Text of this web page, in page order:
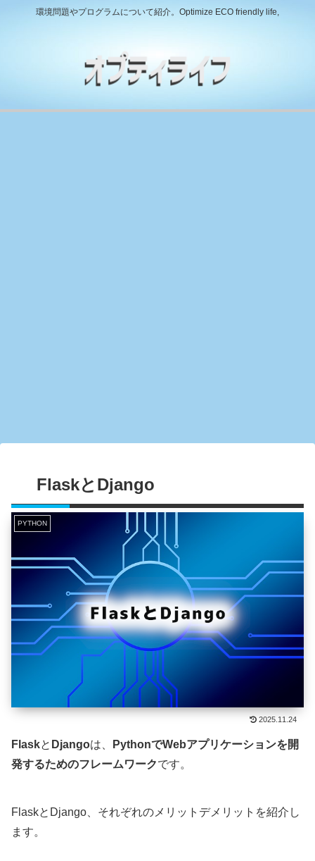
環境問題やプログラムについて紹介。Optimize ECO friendly life,
FlaskとDjango
PYTHON
2025.11.24
Flaskと Djangoは、
PythonでWebアプリケーションを開
発するためのフレームワークです。
FlaskとDjango、それぞれのメリットデメリットを紹介し
ます。